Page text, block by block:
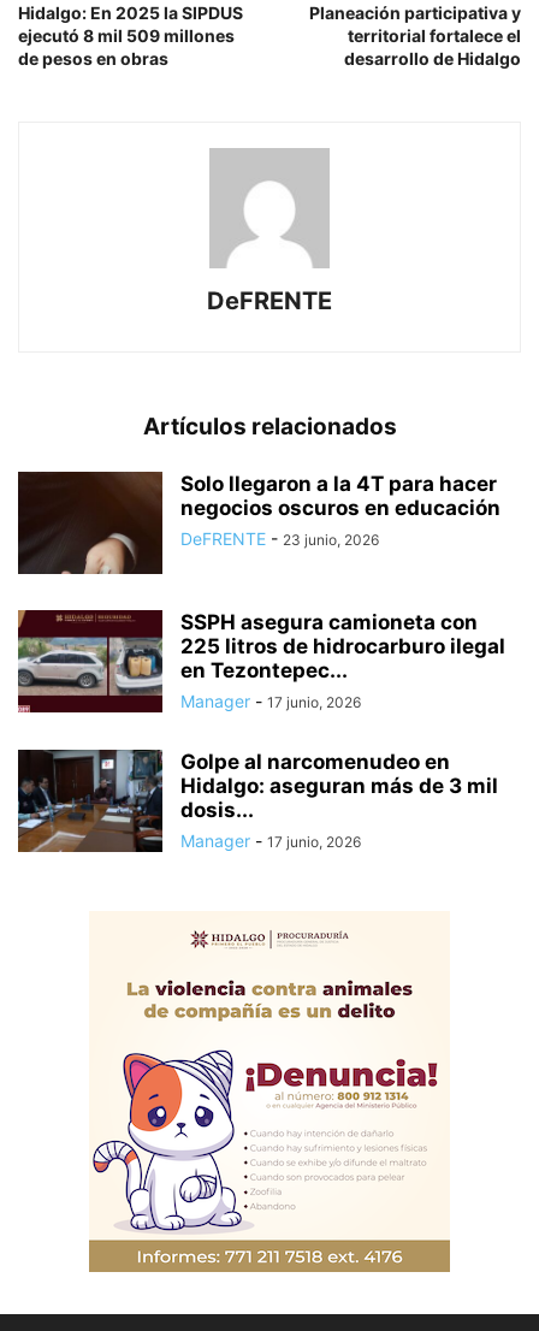
Hidalgo: En 2025 la SIPDUS
ejecutó 8 mil 509 millones
de pesos en obras
Planeación participativa y
territorial fortalece el
desarrollo de Hidalgo
DeFRENTE
Artículos relacionados
Solo llegaron a la 4T para hacer
negocios oscuros en educación
DeFRENTE - 23 junio, 2026
SSPH asegura camioneta con
225 litros de hidrocarburo ilegal
en Tezontepec...
Manager - 17 junio, 2026
Golpe al narcomenudeo en
Hidalgo: aseguran más de 3 mil
dosis...
Manager - 17 junio, 2026